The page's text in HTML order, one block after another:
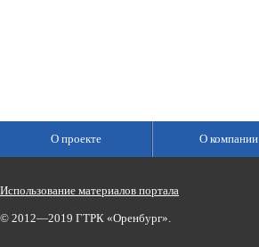
О проекте О компании
Использование материалов портала
© 2012—2019 ГТРК «Оренбург».